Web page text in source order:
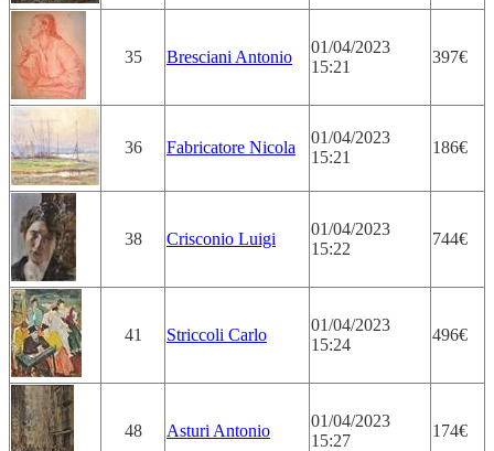
35 Bresciani Antonio
01/04/2023
15:21
397€
36 Fabricatore Nicola
01/04/2023
15:21
186€
38 Crisconio Luigi
01/04/2023
15:22
744€
41 Striccoli Carlo
01/04/2023
15:24
496€
48 Asturi Antonio
01/04/2023
15:27
174€